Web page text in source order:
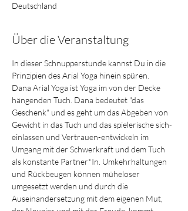
Deutschland
Über die Veranstaltung
In dieser Schnupperstunde kannst Du in die
Prinzipien des Arial Yoga hinein spüren.
Dana Arial Yoga ist Yoga im von der Decke
hängenden Tuch. Dana bedeutet "das
Geschenk" und es geht um das Abgeben von
Gewicht in das Tuch und das spielerische sich-
einlassen und Vertrauen-entwickeln im
Umgang mit der Schwerkraft und dem Tuch
als konstante Partner*In. Umkehrhaltungen
und Rückbeugen können müheloser
umgesetzt werden und durch die
Auseinandersetzung mit dem eigenen Mut,